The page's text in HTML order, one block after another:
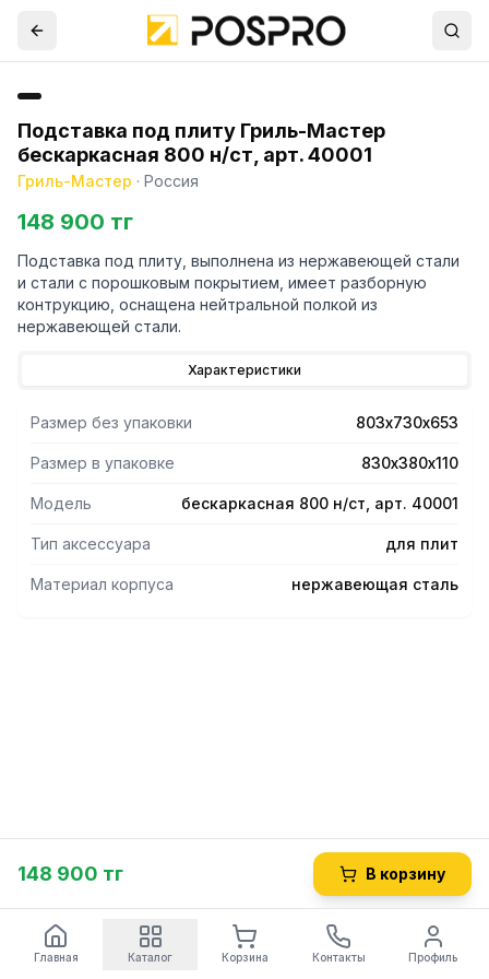
Подставка под плиту Гриль-Мастер
бескаркасная 800 н/ст, арт. 40001
Гриль-Мастер · Россия
148 900 тг
Подставка под плиту, выполнена из нержавеющей стали
и стали с порошковым покрытием, имеет разборную
контрукцию, оснащена нейтральной полкой из
нержавеющей стали.
Характеристики
Размер без упаковки 803х730х653
Размер в упаковке 830х380х110
Модель бескаркасная 800 н/ст, арт. 40001
Тип аксессуара для плит
Материал корпуса нержавеющая сталь
148 900 тг В корзину
Главная Каталог Корзина Контакты Профиль